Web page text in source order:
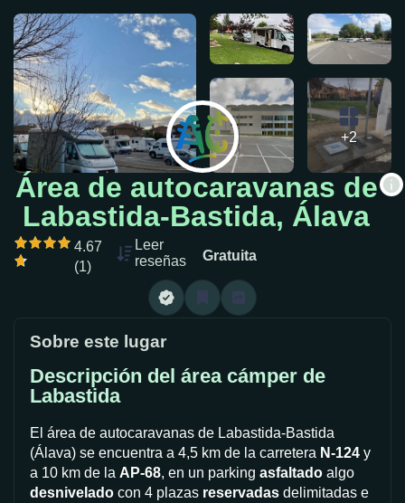
+2
Área de autocaravanas de
Labastida-Bastida, Álava
4.67
(1)
Leer
reseñas
Gratuita
Sobre este lugar
Descripción del área cámper de
Labastida
El área de autocaravanas de Labastida-Bastida
(Álava) se encuentra a 4,5 km de la carretera N-124 y
a 10 km de la AP-68, en un parking asfaltado algo
desnivelado con 4 plazas reservadas delimitadas e